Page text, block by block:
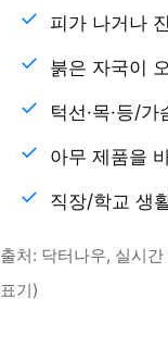
피가 나거나
붉은 자국이
턱선·목·등/
아무 제품을
직장/학교 생
출처: 닥터나우, 실시
표기)